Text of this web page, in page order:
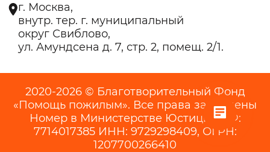
г. Москва,
внутр. тер. г. муниципальный
округ Свиблово,
ул. Амундсена д. 7, стр. 2, помещ. 2/1.
2020-2026 © Благотворительный Фонд
«Помощь пожилым». Все права защищены
Номер в Министерстве Юстиции РФ:
7714017385 ИНН: 9729298409, ОГРН:
1207700266410